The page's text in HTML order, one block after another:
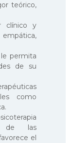
teórico,
clínico y
permita
de su
como
de las
el